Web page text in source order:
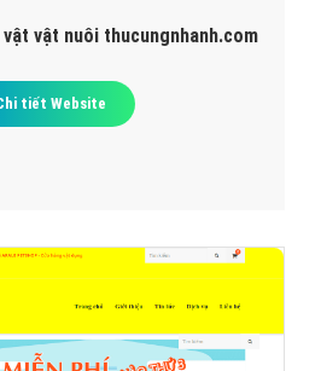
vật nuôi thucungnhanh.com
tiết Website